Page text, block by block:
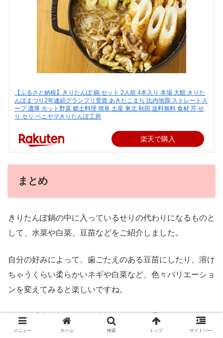
【ふるさと納税】きりたんぽ 鍋 セット 2人前 4本入り 本場 大館 きりた
んぽまつり2年連続グランプリ受賞 あきたこまち 比内地鶏 ストレートス
ープ 濃厚 カット野菜 郷土料理 簡単 土産 東北 秋田 送料無料 食材 芹 せ
り セリ ベニヤマきりたんぽ工房
楽天で購入
まとめ
きりたんぽ鍋の中に入っているせりの代わりになるものと
して、水菜や白菜、豆苗などをご紹介しました。
自分の好みによって、歯ごたえのある豆苗にしたり、溶け
ちゃうくらい柔らかいネギや白菜など、色々バリエーショ
ンを変えてみると楽しいですね。
でも、「今年こそせりを食べよう！」と思っている時に
は、茎が細めでしっかりとアク抜きをしてから鍋に入れる
メニュー ホーム 検索 トップ サイドバー